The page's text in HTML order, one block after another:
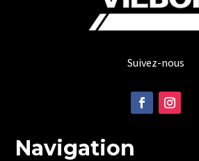
Suivez-nous
Navigation